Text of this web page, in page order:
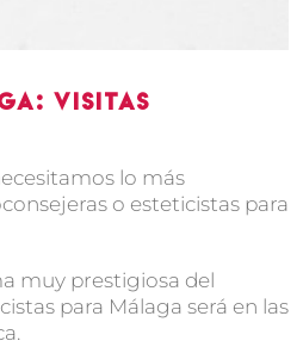
visitas
lo más
o esteticistas para
muy prestigiosa del
para Málaga será en las